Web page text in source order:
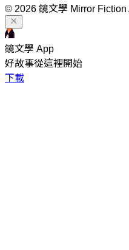
© 2026 鏡文學 Mirror Fiction
鏡文學 App
好故事從這裡開始
下載